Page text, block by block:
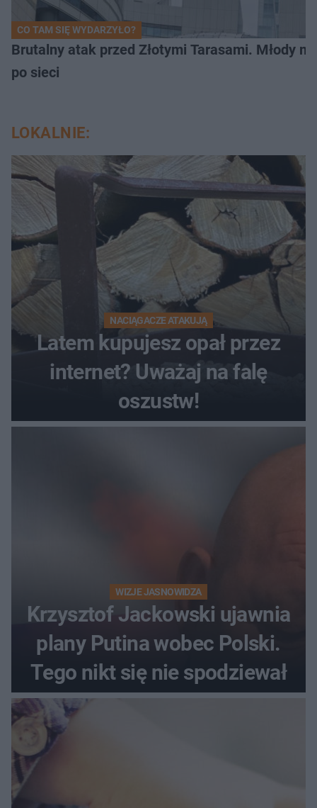
CO TAM SIĘ WYDARZYŁO?
Brutalny atak przed Złotymi Tarasami. Młody
po sieci
LOKALNIE:
NACIĄGACZE ATAKUJĄ
Latem kupujesz opał przez
internet? Uważaj na falę
oszustw!
WIZJE JASNOWIDZA
Krzysztof Jackowski ujawnia
plany Putina wobec Polski.
Tego nikt się nie spodziewał